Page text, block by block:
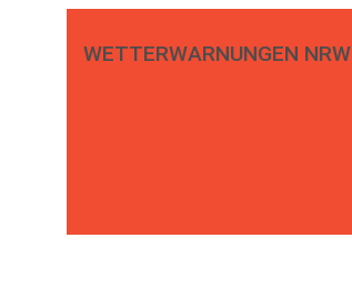
WETTERWARNUNGEN NRW